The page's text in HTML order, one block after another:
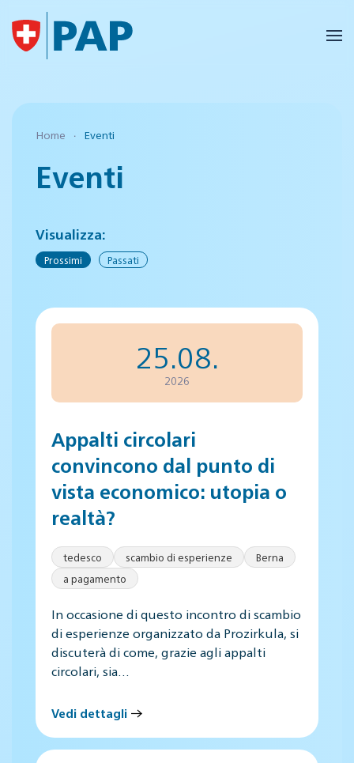
Skip to main content
Home Eventi
Eventi
Visualizza:
Prossimi Passati
25.08.
2026
Appalti circolari
convincono dal punto di
vista economico: utopia o
realtà?
tedesco scambio di esperienze
Berna
a pagamento
In occasione di questo incontro di scambio
di esperienze organizzato da Prozirkula, si
discuterà di come, grazie agli appalti
circolari, sia…
Vedi dettagli